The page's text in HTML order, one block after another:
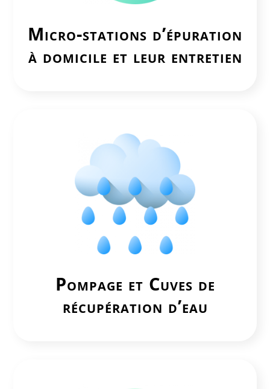
Micro-stations d’épuration
à domicile et leur entretien
Pompage et Cuves de
récupération d’eau